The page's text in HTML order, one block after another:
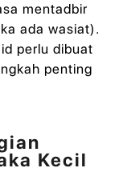
mentadbir
ada wasiat).
perlu dibuat
penting
Kecil